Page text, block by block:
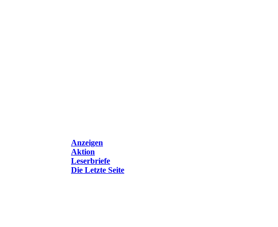
Anzeigen
Aktion
Leserbriefe
Die Letzte Seite